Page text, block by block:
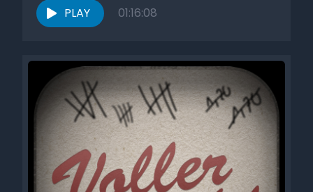
PLAY 01:16:08